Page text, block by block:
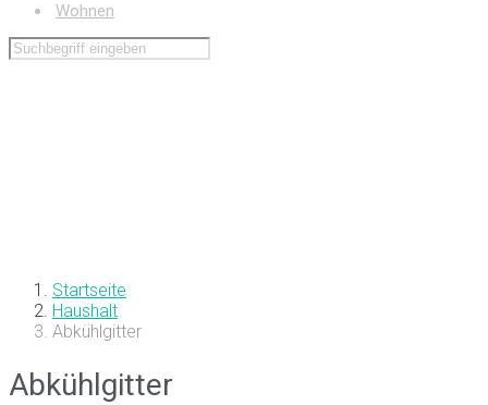
Wohnen
Startseite
Haushalt
Abkühlgitter
Abkühlgitter